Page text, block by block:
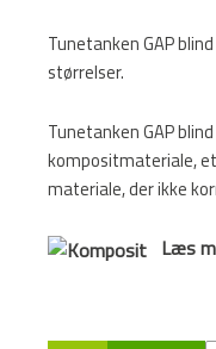
Tunetanken GAP
størrelser.
Tunetanken GAP
kompositmateriale,
materiale, der ikke
Læs